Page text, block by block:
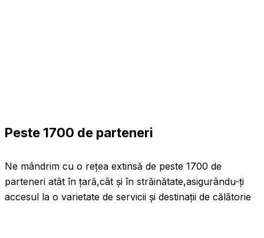
Peste 1700 de parteneri
Ne mândrim cu o rețea extinsă de peste 1700 de
parteneri atât în țară,cât și în străinătate,asigurându-ți
accesul la o varietate de servicii și destinații de călătorie